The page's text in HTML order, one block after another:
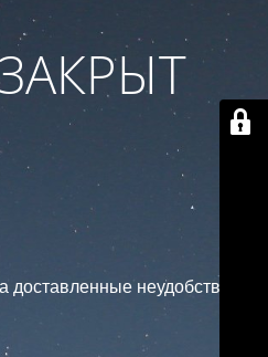
доставленные неудобства